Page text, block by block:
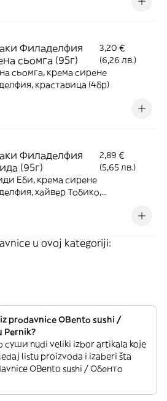
Филаделфия
сьомга (95г)
3,20 €
(6,26 лв.)
сьомга, крема сирене
краставица (4бр)
Филаделфия
(95г)
2,89 €
(5,65 лв.)
Еби, крема сирене
хайвер Тобико,
u ovoj kategoriji:
prodavnice OBento sushi /
Pernik?
суши nudi veliki izbor artikala koje
listu proizvoda i izaberi šta
OBento sushi / Обенто